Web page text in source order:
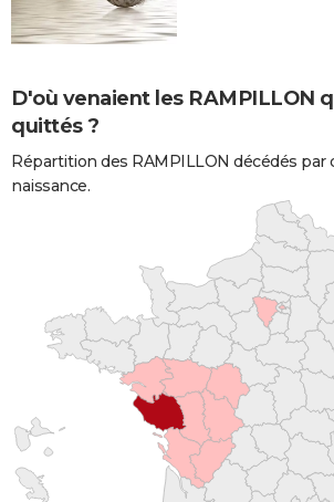
D'où venaient les RAMPILLON
quittés ?
Répartition des RAMPILLON décédés
naissance.